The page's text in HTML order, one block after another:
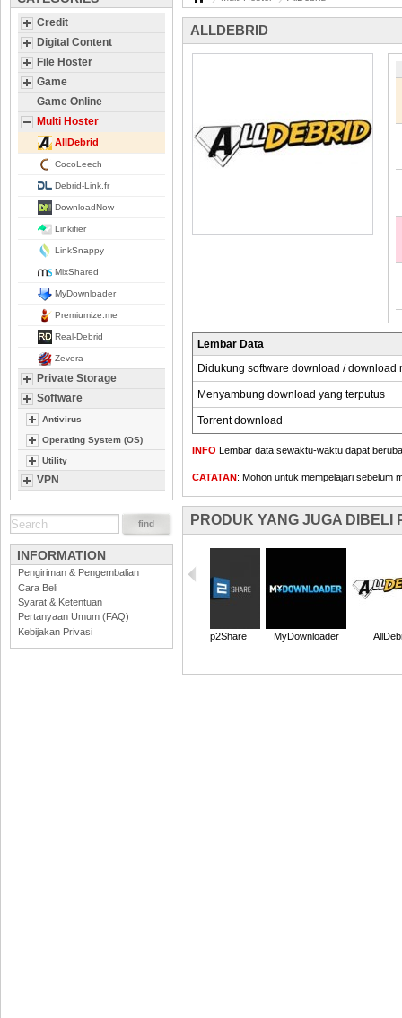
Credit
Digital Content
File Hoster
Game
Game Online
Multi Hoster
AllDebrid
CocoLeech
Debrid-Link.fr
DownloadNow
Linkifier
LinkSnappy
MixShared
MyDownloader
Premiumize.me
Real-Debrid
Zevera
Private Storage
Software
Antivirus
Operating System (OS)
Utility
VPN
INFORMATION
Pengiriman & Pengembalian
Cara Beli
Syarat & Ketentuan
Pertanyaan Umum (FAQ)
Kebijakan Privasi
ALLDEBRID
Lembar Data
Didukung software download / download
Menyambung download yang terputus
Torrent download
INFO Lembar data sewaktu-waktu dapat
CATATAN: Mohon untuk mempelajari sebelum
PRODUK YANG JUGA DIBELI
Keep2Share MyDownloader